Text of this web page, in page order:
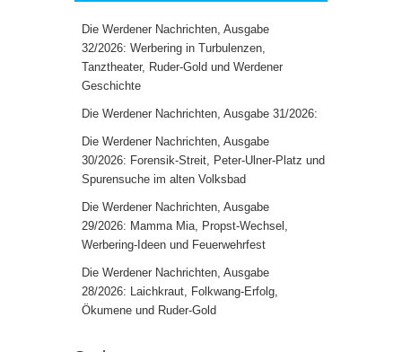
Die Werdener Nachrichten, Ausgabe
32/2026: Werbering in Turbulenzen,
Tanztheater, Ruder-Gold und Werdener
Geschichte
Die Werdener Nachrichten, Ausgabe 31/2026:
Die Werdener Nachrichten, Ausgabe
30/2026: Forensik-Streit, Peter-Ulner-Platz und
Spurensuche im alten Volksbad
Die Werdener Nachrichten, Ausgabe
29/2026: Mamma Mia, Propst-Wechsel,
Werbering-Ideen und Feuerwehrfest
Die Werdener Nachrichten, Ausgabe
28/2026: Laichkraut, Folkwang-Erfolg,
Ökumene und Ruder-Gold